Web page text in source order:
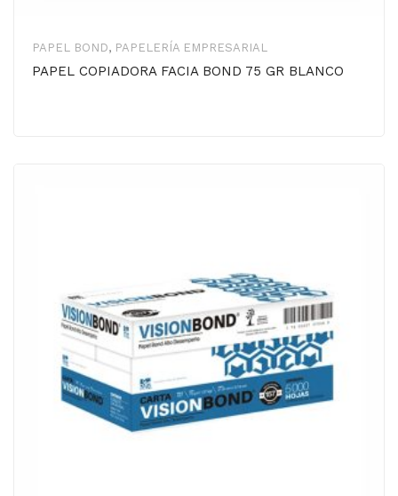
PAPEL BOND, PAPELERÍA EMPRESARIAL
PAPEL COPIADORA FACIA BOND 75 GR BLANCO